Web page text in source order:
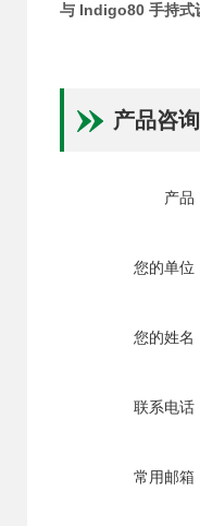
与 Indigo80 手持式
产品咨询
产品
您的单位
您的姓名
联系电话
常用邮箱